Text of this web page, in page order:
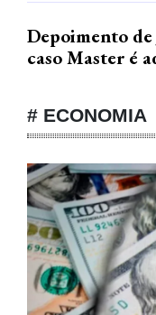
Depoimento de
caso Master é
# ECONOMIA